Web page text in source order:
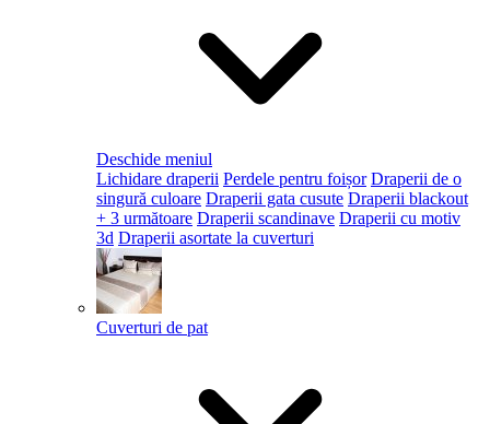
Deschide meniul
Lichidare draperii Perdele pentru foișor Draperii de o
singură culoare Draperii gata cusute Draperii blackout
+ 3 următoare Draperii scandinave Draperii cu motiv
3d Draperii asortate la cuverturi
Cuverturi de pat